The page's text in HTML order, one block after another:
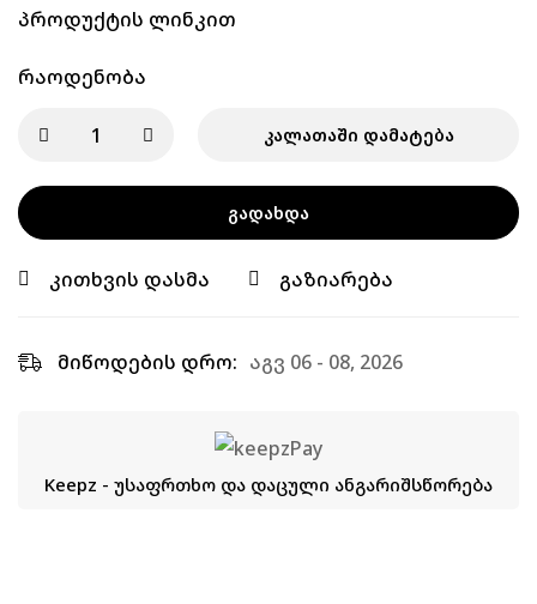
პროდუქტის ლინკით
Რაოდენობა
ᲙᲐᲚᲐᲗᲐᲨᲘ ᲓᲐᲛᲐᲢᲔᲑᲐ
ᲒᲐᲓᲐᲮᲓᲐ
კითხვის დასმა გაზიარება
მიწოდების დრო: აგვ 06 - 08, 2026
Keepz - უსაფრთხო და დაცული ანგარიშსწორება